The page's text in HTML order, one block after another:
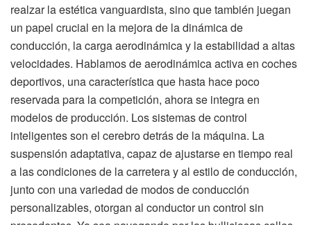
realzar la estética vanguardista, sino que también juegan
un papel crucial en la mejora de la dinámica de
conducción, la carga aerodinámica y la estabilidad a altas
velocidades. Hablamos de aerodinámica activa en coches
deportivos, una característica que hasta hace poco
reservada para la competición, ahora se integra en
modelos de producción. Los sistemas de control
inteligentes son el cerebro detrás de la máquina. La
suspensión adaptativa, capaz de ajustarse en tiempo real
a las condiciones de la carretera y al estilo de conducción,
junto con una variedad de modos de conducción
personalizables, otorgan al conductor un control sin